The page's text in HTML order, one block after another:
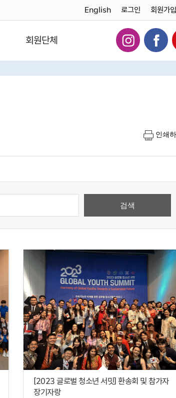
English 로그인 회원가입
회원단체
인쇄
[2023 글로벌 청소년 서밋] 환송회 및 참가자
장기자랑